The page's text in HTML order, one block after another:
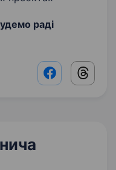
раді
Facebook